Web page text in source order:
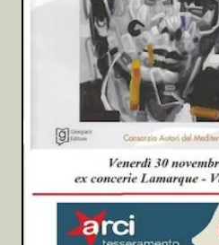
Archivio